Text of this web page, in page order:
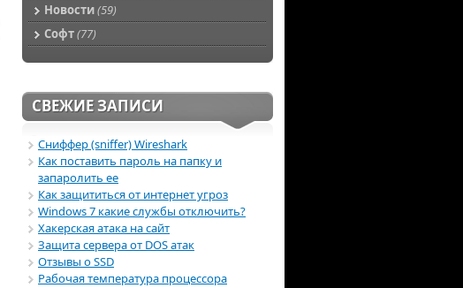
Новости(59)
Софт(77)
СВЕЖИЕ ЗАПИСИ
Сниффер (sniffer) Wireshark
Как поставить пароль на папку и
запаролить ее
Как защититься от интернет угроз
Windows 7 какие службы отключить?
Хакерская атака на сайт
Защита сервера от DOS атак
Отзывы о SSD
Рабочая температура процессора